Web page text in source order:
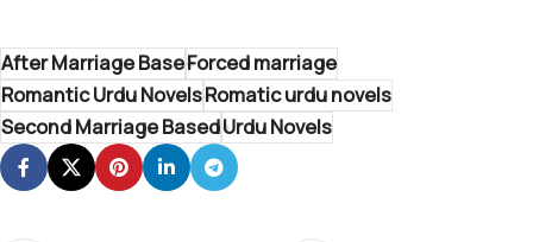
After Marriage BaseForced marriage
Romantic Urdu NovelsRomatic urdu novels
Second Marriage BasedUrdu Novels